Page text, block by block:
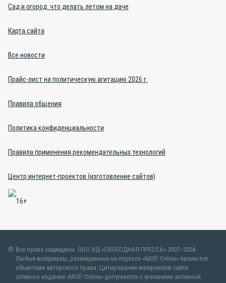
Сад и огород: что делать летом на даче
Карта сайта
Все новости
Прайс-лист на политическую агитацию 2026 г.
Правила общения
Политика конфиденциальности
Правила применения рекомендательных технологий
Центр интернет-проектов (изготовление сайтов)
Все права защищены. ООО ИД «СВОБОДНАЯ ПРЕССА» 2007–2024.
Любые материалы, размещенные на портале «МОЁ! Online» являются
объектами авторского права. Цитирование материалов сайта
сетевого издания «МОЁ! Online» допускается с указанием активной